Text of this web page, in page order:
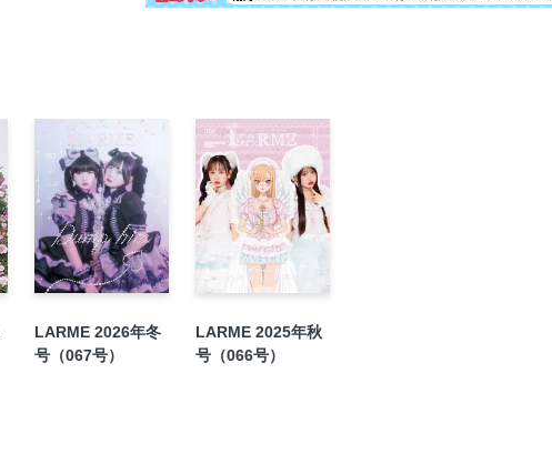
LARME 2026年冬
号（067号）
LARME 2025年秋
号（066号）